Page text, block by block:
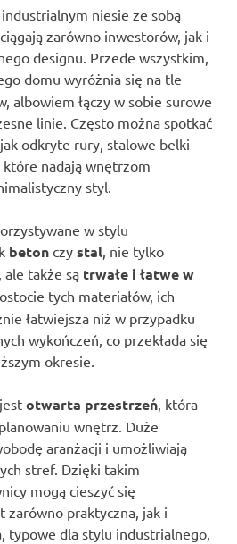
niesie ze sobą
zarówno inwestorów, jak i
designu. Przede wszystkim,
domu wyróżnia się na tle
albowiem łączy w sobie surowe
linie. Często można spotkać
odkryte rury, stalowe belki
nadają wnętrzom
styl.
w stylu
beton czy stal , nie tylko
także są trwałe i łatwe w
tych materiałów, ich
łatwiejsza niż w przypadku
wykończeń, co przekłada się
okresie.
otwarta przestrzeń , która
wnętrz. Duże
aranżacji i umożliwiają
stref. Dzięki takim
mogą cieszyć się
zarówno praktyczna, jak i
typowe dla stylu industrialnego,